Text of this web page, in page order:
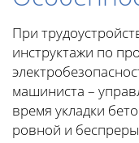
При
инструктажи по
машиниста –
время укладки
ровной и